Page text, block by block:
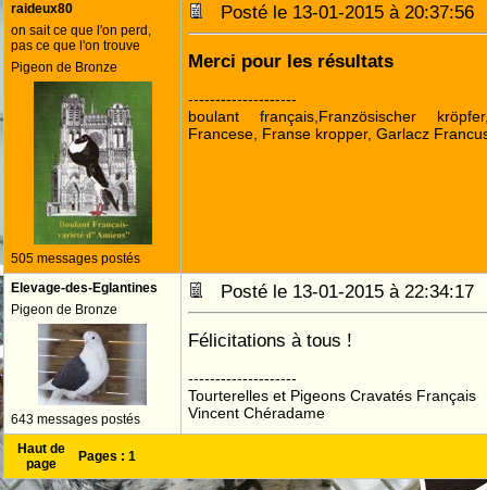
raideux80
on sait ce que l'on perd,
pas ce que l'on trouve
Pigeon de Bronze
505 messages postés
Posté le 13-01-2015 à
Merci pour les résultats
--------------------
boulant français,Französischer
Francese, Franse kropper, Garlacz
Elevage-des-Eglantines
Pigeon de Bronze
643 messages postés
Posté le 13-01-2015 à
Félicitations à tous !
--------------------
Tourterelles et Pigeons Cravatés Français
Vincent Chéradame
Haut de
page
Pages : 1